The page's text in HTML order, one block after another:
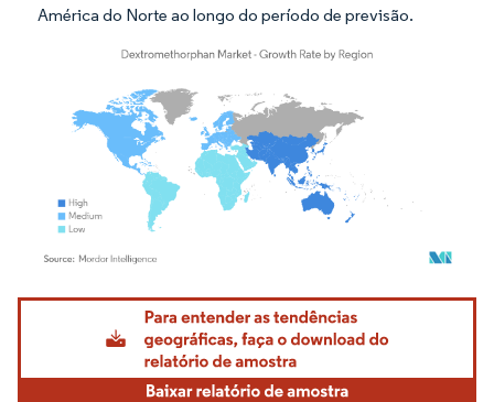
América do Norte ao longo do período de previsão.
Imagem © Mordor Intelligence. O reuso requer atribuição conforme CC BY 4.0.